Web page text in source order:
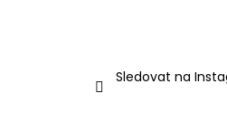
Sledovat na